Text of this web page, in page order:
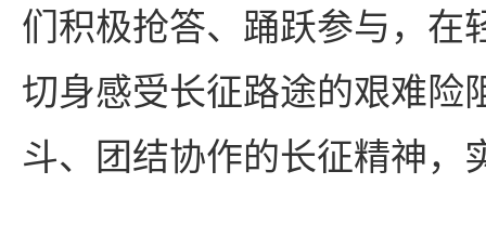
们积极抢答、踊跃参与，在
切身感受长征路途的艰难险
斗、团结协作的长征精神，